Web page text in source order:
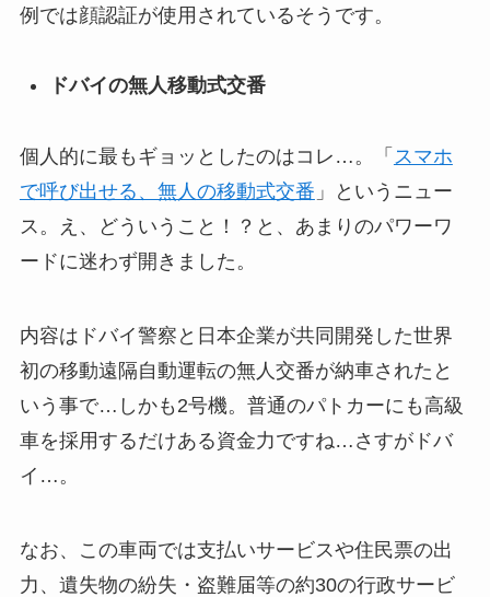
例では顔認証が使用されているそうです。
ドバイの無人移動式交番
個人的に最もギョッとしたのはコレ…。「 スマホ
で呼び出せる、無人の移動式交番 」というニュー
ス。え、どういうこと！？と、あまりのパワーワ
ードに迷わず開きました。
内容はドバイ警察と日本企業が共同開発した世界
初の移動遠隔自動運転の無人交番が納車されたと
いう事で…しかも2号機。普通のパトカーにも高級
車を採用するだけある資金力ですね…さすがドバ
イ…。
なお、この車両では支払いサービスや住民票の出
力、遺失物の紛失・盗難届等の約30の行政サービ